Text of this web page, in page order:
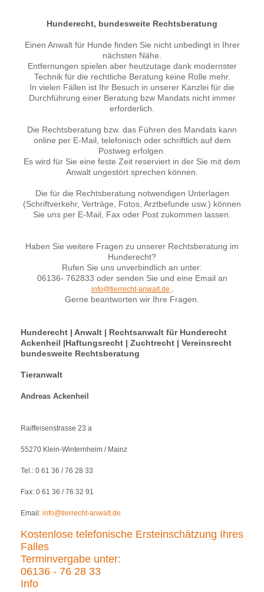
Hunderecht, bundesweite Rechtsberatung
Einen Anwalt für Hunde finden Sie nicht unbedingt in Ihrer
nächsten Nähe.
Entfernungen spielen aber heutzutage dank modernster
Technik für die rechtliche Beratung keine Rolle mehr.
In vielen Fällen ist Ihr Besuch in unserer Kanzlei für die
Durchführung einer Beratung bzw Mandats nicht immer
erforderlich.
Die Rechtsberatung bzw. das Führen des Mandats kann
online per E-Mail, telefonisch oder schriftlich auf dem
Postweg erfolgen.
Es wird für Sie eine feste Zeit reserviert in der Sie mit dem
Anwalt ungestört sprechen können.
Die für die Rechtsberatung notwendigen Unterlagen
(Schriftverkehr, Verträge, Fotos, Arztbefunde usw.) können
Sie uns per E-Mail, Fax oder Post zukommen lassen.
Haben Sie weitere Fragen zu unserer Rechtsberatung im
Hunderecht?
Rufen Sie uns unverbindlich an unter:
06136- 762833 oder senden Sie und eine Email an
info@tierrecht-anwalt.de .
Gerne beantworten wir Ihre Fragen.
Hunderecht | Anwalt | Rechtsanwalt für Hunderecht
Ackenheil |Haftungsrecht | Zuchtrecht | Vereinsrecht
bundesweite Rechtsberatung
Tieranwalt
Andreas Ackenheil
Raiffeisenstrasse 23 a
55270 Klein-Winternheim / Mainz
Tel.: 0 61 36 / 76 28 33
Fax: 0 61 36 / 76 32 91
Email: info@tierrecht-anwalt.de
Kostenlose telefonische Ersteinschätzung Ihres
Falles
Terminvergabe unter:
06136 - 76 28 33
Info